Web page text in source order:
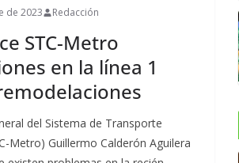
de 2023 Redacción
STC-Metro
en la línea 1
del Sistema de Transporte
Metro) Guillermo Calderón Aguilera